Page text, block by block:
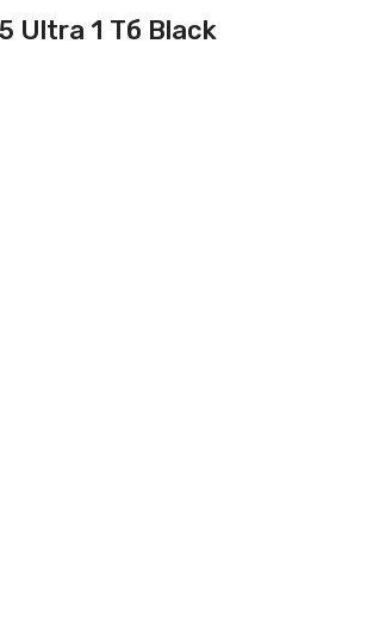
Ultra 1 Тб Black